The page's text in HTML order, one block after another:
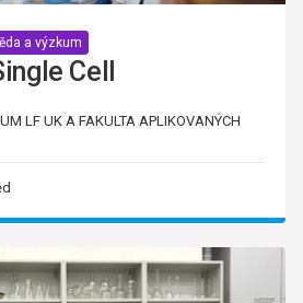
a výzkum
Cell
LF UK A FAKULTA APLIKOVANÝCH